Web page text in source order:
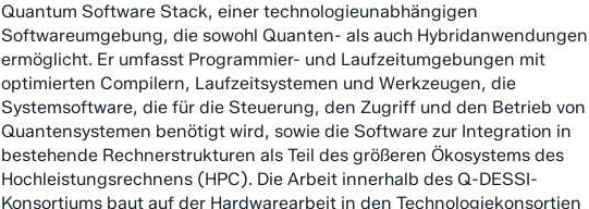
Quantum Software Stack, einer technologieunabhängigen
Softwareumgebung, die sowohl Quanten- als auch Hybridanwendungen
ermöglicht. Er umfasst Programmier- und Laufzeitumgebungen mit
optimierten Compilern, Laufzeitsystemen und Werkzeugen, die
Systemsoftware, die für die Steuerung, den Zugriff und den Betrieb von
Quantensystemen benötigt wird, sowie die Software zur Integration in
bestehende Rechnerstrukturen als Teil des größeren Ökosystems des
Hochleistungsrechnens (HPC). Die Arbeit innerhalb des Q-DESSI-
Konsortiums baut auf der Hardwarearbeit in den Technologiekonsortien